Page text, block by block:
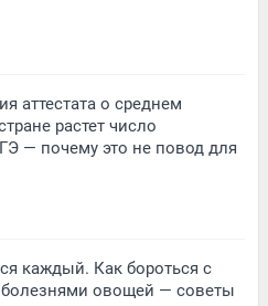
аттестата о среднем
растет число
— почему это не повод для
каждый. Как бороться с
овощей — советы